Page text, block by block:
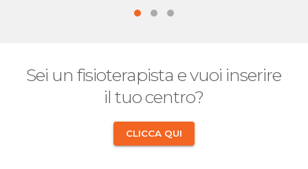
Sei un fisioterapista e vuoi inserire
il tuo centro?
CLICCA QUI